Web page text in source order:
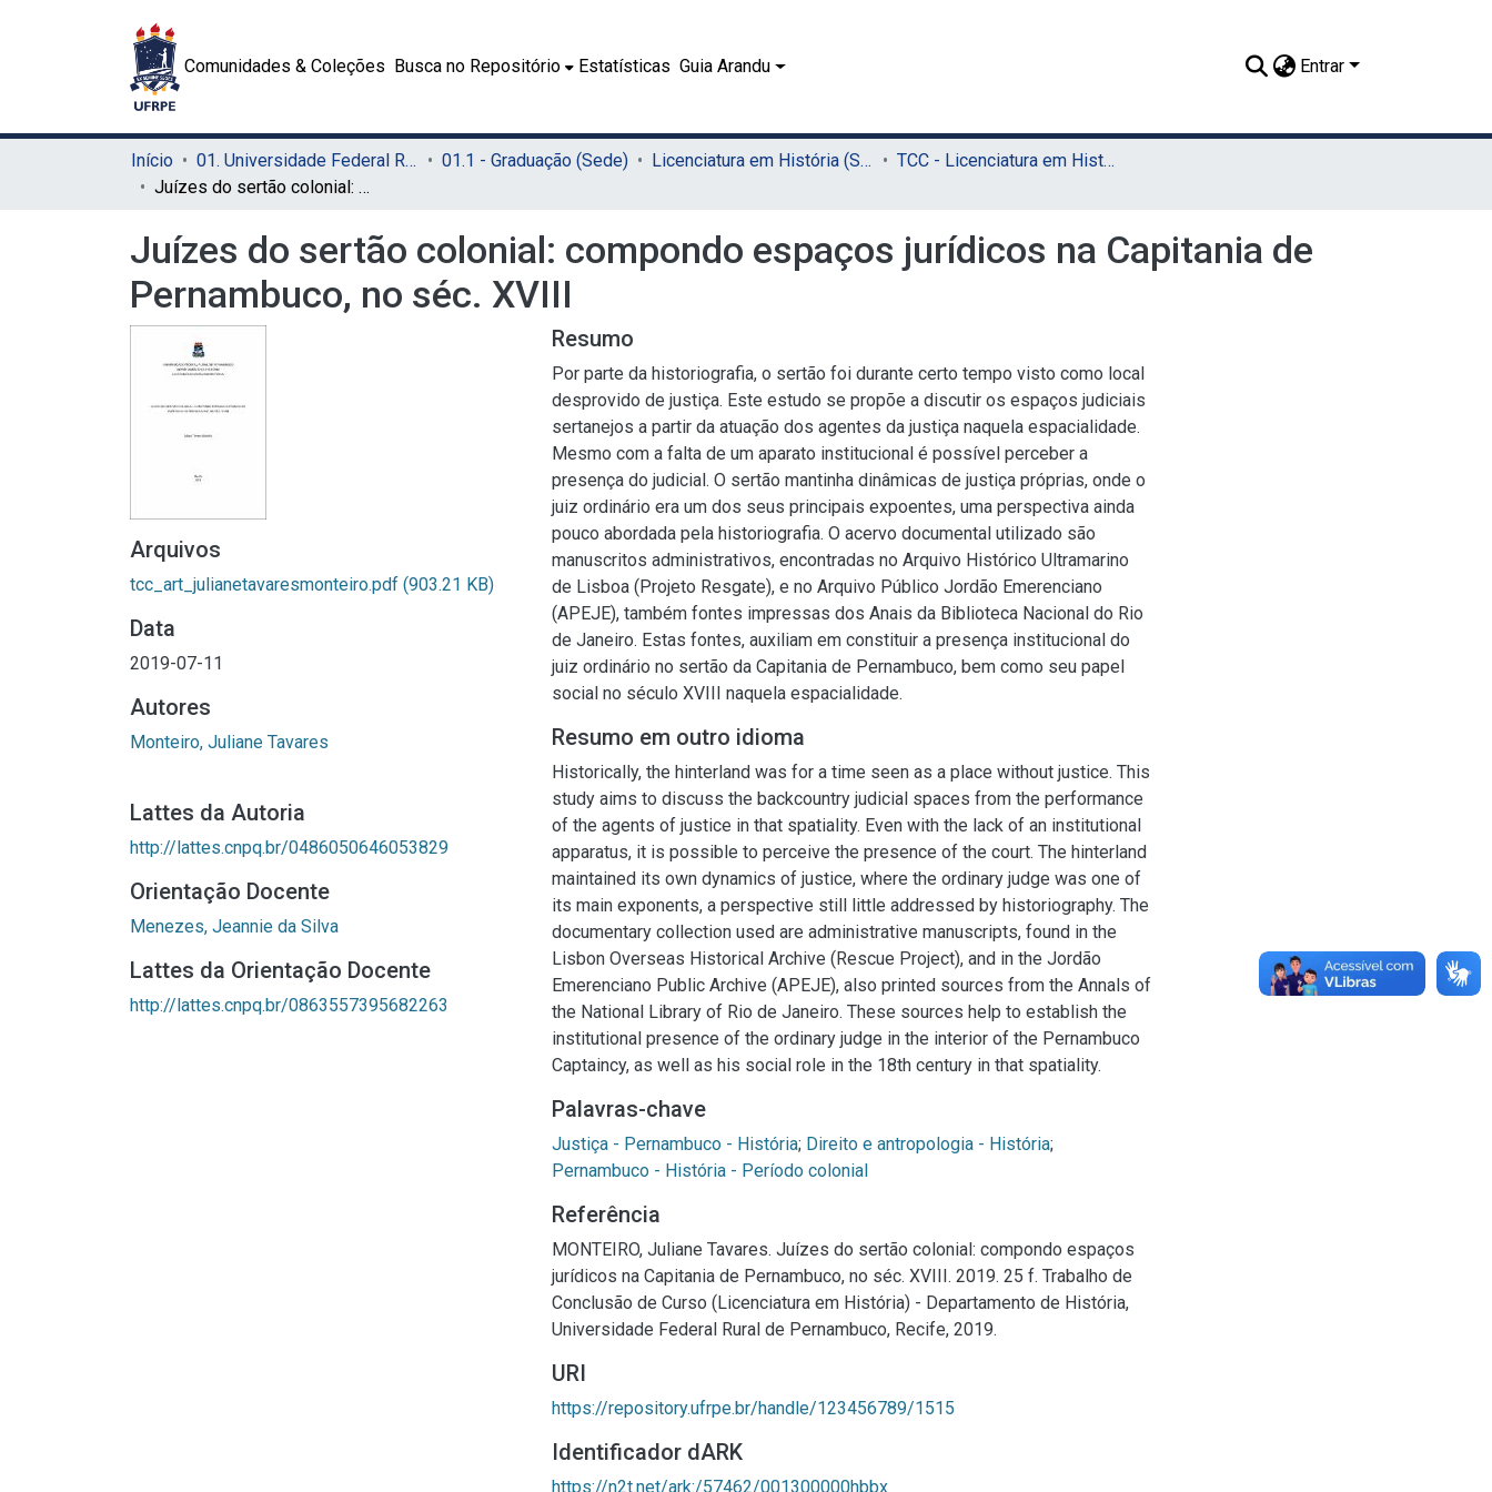
Comunidades & Coleções Busca no Repositório Estatísticas Guia Arandu Entrar
Início 01. Universidade Federal Rural de Pernambuco - UFRPE (Sede) 01.1 - Graduação (Sede) Licenciatura em História (Sede)
TCC - Licenciatura em História (Sede)
Juízes do sertão colonial: compondo espaços jurídicos na Capitania de Pernambuco, no séc. XVIII
Juízes do sertão colonial: compondo espaços jurídicos na Capitania de
Pernambuco, no séc. XVIII
Arquivos
tcc_art_julianetavaresmonteiro.pdf (903.21 KB)
Data
2019-07-11
Autores
Monteiro, Juliane Tavares
Lattes da Autoria
http://lattes.cnpq.br/0486050646053829
Orientação Docente
Menezes, Jeannie da Silva
Lattes da Orientação Docente
http://lattes.cnpq.br/0863557395682263
Resumo
Por parte da historiografia, o sertão foi durante certo tempo visto como local
desprovido de justiça. Este estudo se propõe a discutir os espaços judiciais
sertanejos a partir da atuação dos agentes da justiça naquela espacialidade.
Mesmo com a falta de um aparato institucional é possível perceber a
presença do judicial. O sertão mantinha dinâmicas de justiça próprias, onde o
juiz ordinário era um dos seus principais expoentes, uma perspectiva ainda
pouco abordada pela historiografia. O acervo documental utilizado são
manuscritos administrativos, encontradas no Arquivo Histórico Ultramarino
de Lisboa (Projeto Resgate), e no Arquivo Público Jordão Emerenciano
(APEJE), também fontes impressas dos Anais da Biblioteca Nacional do Rio
de Janeiro. Estas fontes, auxiliam em constituir a presença institucional do
juiz ordinário no sertão da Capitania de Pernambuco, bem como seu papel
social no século XVIII naquela espacialidade.
Resumo em outro idioma
Historically, the hinterland was for a time seen as a place without justice. This
study aims to discuss the backcountry judicial spaces from the performance
of the agents of justice in that spatiality. Even with the lack of an institutional
apparatus, it is possible to perceive the presence of the court. The hinterland
maintained its own dynamics of justice, where the ordinary judge was one of
its main exponents, a perspective still little addressed by historiography. The
documentary collection used are administrative manuscripts, found in the
Lisbon Overseas Historical Archive (Rescue Project), and in the Jordão
Emerenciano Public Archive (APEJE), also printed sources from the Annals of
the National Library of Rio de Janeiro. These sources help to establish the
institutional presence of the ordinary judge in the interior of the Pernambuco
Captaincy, as well as his social role in the 18th century in that spatiality.
Palavras-chave
Justiça - Pernambuco - História; Direito e antropologia - História;
Pernambuco - História - Período colonial
Referência
MONTEIRO, Juliane Tavares. Juízes do sertão colonial: compondo espaços
jurídicos na Capitania de Pernambuco, no séc. XVIII. 2019. 25 f. Trabalho de
Conclusão de Curso (Licenciatura em História) - Departamento de História,
Universidade Federal Rural de Pernambuco, Recife, 2019.
URI
https://repository.ufrpe.br/handle/123456789/1515
Identificador dARK
https://n2t.net/ark:/57462/001300000hbbx